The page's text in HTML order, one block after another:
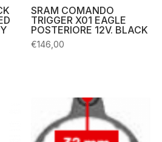
SRAM COMANDO
TRIGGER X01 EAGLE
POSTERIORE 12V. BLACK
€146,00